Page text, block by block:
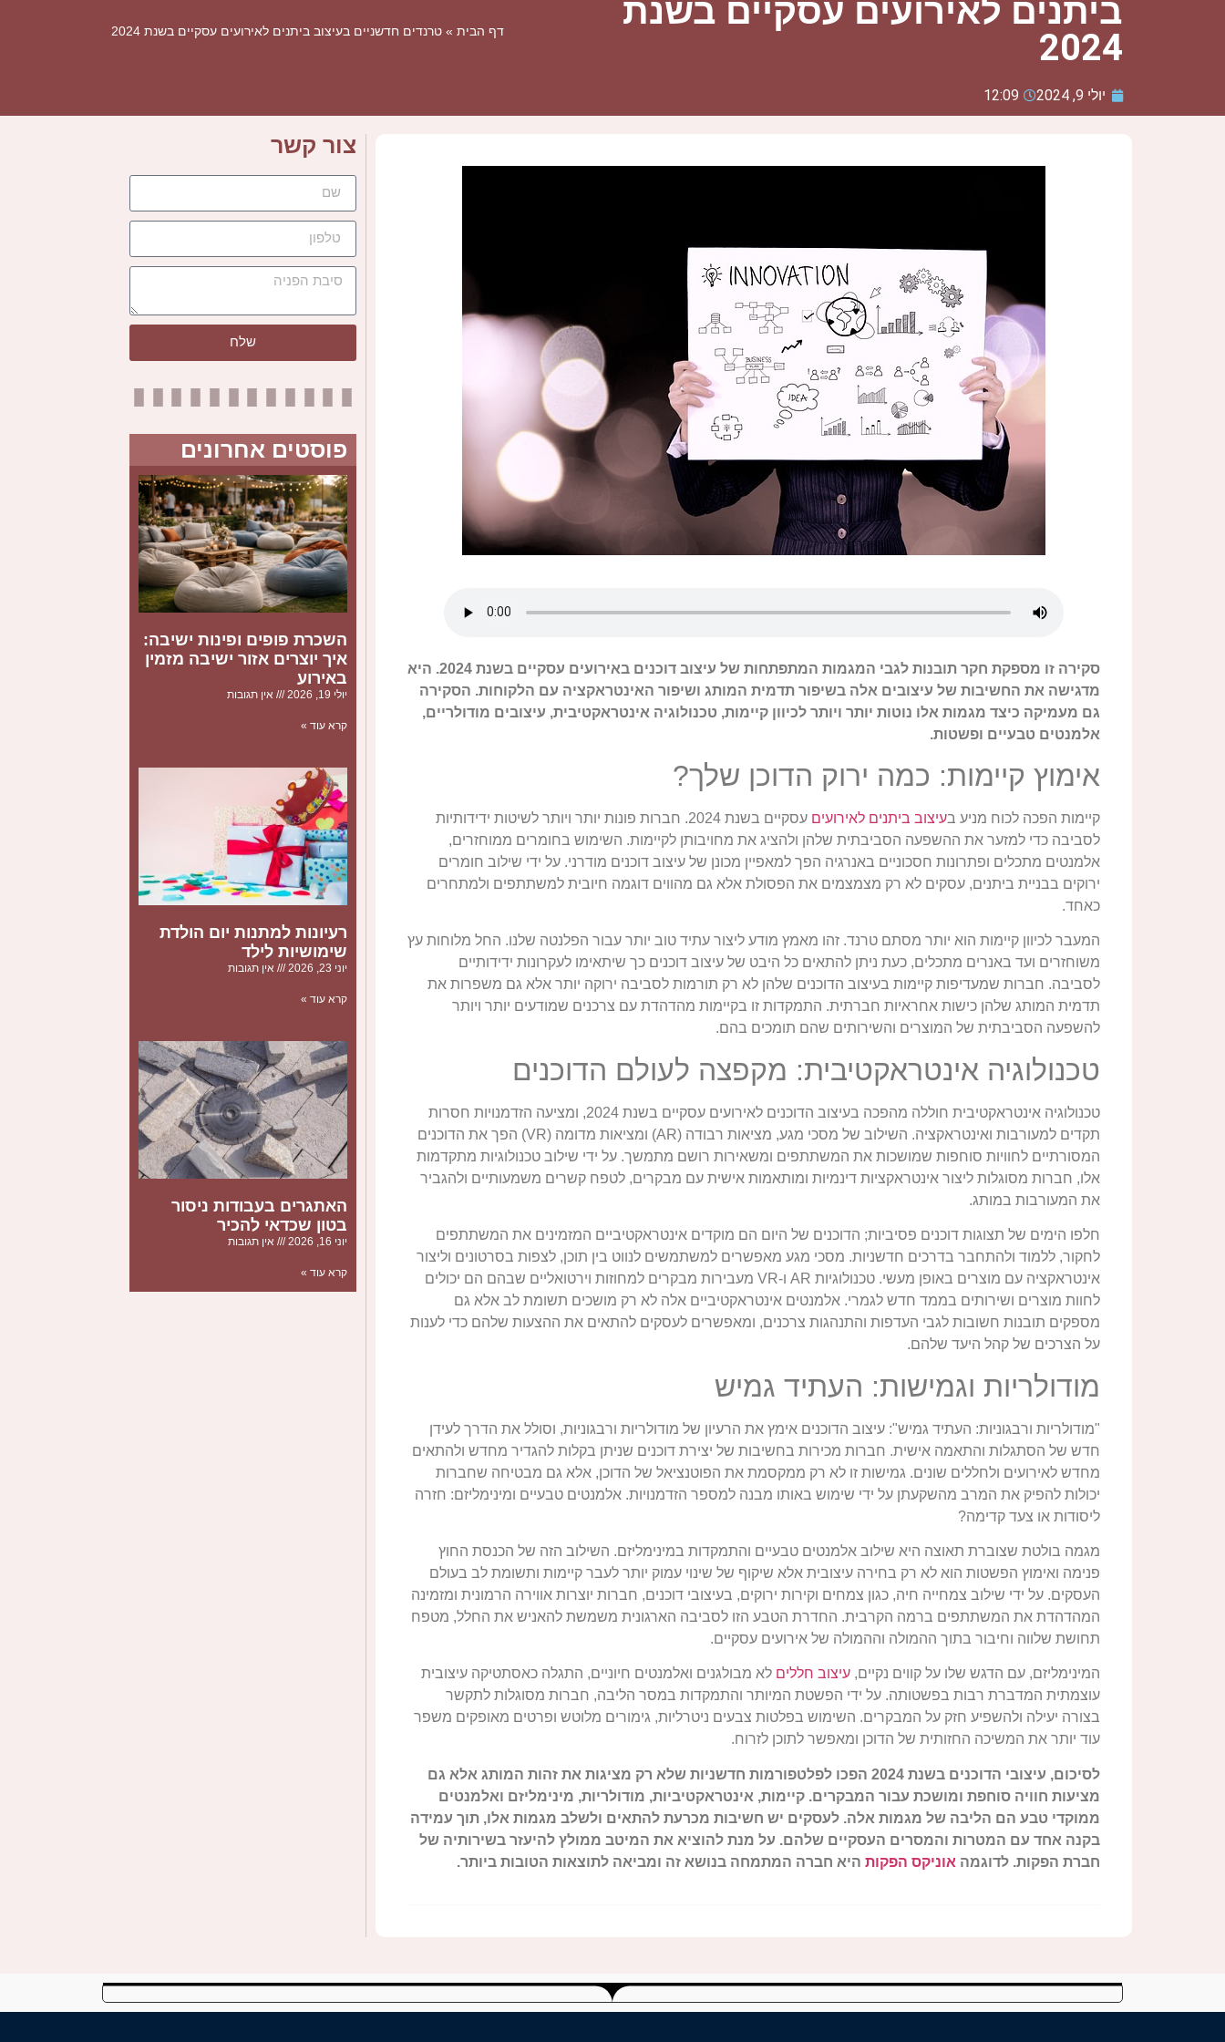
ביתנים לאירועים עסקיים בשנת
2024
יולי 9, 2024 12:09
דף הבית » טרנדים חדשניים בעיצוב ביתנים לאירועים עסקיים בשנת 2024
סקירה זו מספקת חקר תובנות לגבי המגמות המתפתחות של עיצוב דוכנים באירועים עסקיים בשנת 2024. היא
מדגישה את החשיבות של עיצובים אלה בשיפור תדמית המותג ושיפור האינטראקציה עם הלקוחות. הסקירה
גם מעמיקה כיצד מגמות אלו נוטות יותר ויותר לכיוון קיימות, טכנולוגיה אינטראקטיבית, עיצובים מודולריים,
אלמנטים טבעיים ופשטות.
אימוץ קיימות: כמה ירוק הדוכן שלך?
קיימות הפכה לכוח מניע בעיצוב ביתנים לאירועים
עסקיים בשנת 2024. חברות פונות יותר ויותר לשיטות ידידותיות
לסביבה כדי למזער את ההשפעה הסביבתית שלהן ולהציג את מחויבותן לקיימות. השימוש בחומרים ממוחזרים,
אלמנטים מתכלים ופתרונות חסכוניים באנרגיה הפך למאפיין מכונן של עיצוב דוכנים מודרני. על ידי שילוב חומרים
ירוקים בבניית ביתנים, עסקים לא רק מצמצמים את הפסולת אלא גם מהווים דוגמה חיובית למשתתפים ולמתחרים
כאחד.
המעבר לכיוון קיימות הוא יותר מסתם טרנד. זהו מאמץ מודע ליצור עתיד טוב יותר עבור הפלנטה שלנו. החל מלוחות עץ
משוחזרים ועד באנרים מתכלים, כעת ניתן להתאים כל היבט של עיצוב דוכנים כך שיתאימו לעקרונות ידידותיים
לסביבה. חברות שמעדיפות קיימות בעיצוב הדוכנים שלהן לא רק תורמות לסביבה ירוקה יותר אלא גם משפרות את
תדמית המותג שלהן כישות אחראיות חברתית. התמקדות זו בקיימות מהדהדת עם צרכנים שמודעים יותר ויותר
להשפעה הסביבתית של המוצרים והשירותים שהם תומכים בהם.
טכנולוגיה אינטראקטיבית: מקפצה לעולם הדוכנים
טכנולוגיה אינטראקטיבית חוללה מהפכה בעיצוב הדוכנים לאירועים עסקיים בשנת 2024, ומציעה הזדמנויות חסרות
תקדים למעורבות ואינטראקציה. השילוב של מסכי מגע, מציאות רבודה (AR) ומציאות מדומה (VR) הפך את הדוכנים
המסורתיים לחוויות סוחפות שמושכות את המשתתפים ומשאירות רושם מתמשך. על ידי שילוב טכנולוגיות מתקדמות
אלו, חברות מסוגלות ליצור אינטראקציות דינמיות ומותאמות אישית עם מבקרים, לטפח קשרים משמעותיים ולהגביר
את המעורבות במותג.
חלפו הימים של תצוגות דוכנים פסיביות; הדוכנים של היום הם מוקדים אינטראקטיביים המזמינים את המשתתפים
לחקור, ללמוד ולהתחבר בדרכים חדשניות. מסכי מגע מאפשרים למשתמשים לנווט בין תוכן, לצפות בסרטונים וליצור
אינטראקציה עם מוצרים באופן מעשי. טכנולוגיות AR ו-VR מעבירות מבקרים למחוזות וירטואליים שבהם הם יכולים
לחוות מוצרים ושירותים בממד חדש לגמרי. אלמנטים אינטראקטיביים אלה לא רק מושכים תשומת לב אלא גם
מספקים תובנות חשובות לגבי העדפות והתנהגות צרכנים, ומאפשרים לעסקים להתאים את ההצעות שלהם כדי לענות
על הצרכים של קהל היעד שלהם.
מודולריות וגמישות: העתיד גמיש
"מודולריות ורבגוניות: העתיד גמיש": עיצוב הדוכנים אימץ את הרעיון של מודולריות ורבגוניות, וסולל את הדרך לעידן
חדש של הסתגלות והתאמה אישית. חברות מכירות בחשיבות של יצירת דוכנים שניתן בקלות להגדיר מחדש ולהתאים
מחדש לאירועים ולחללים שונים. גמישות זו לא רק ממקסמת את הפוטנציאל של הדוכן, אלא גם מבטיחה שחברות
יכולות להפיק את המרב מהשקעתן על ידי שימוש באותו מבנה למספר הזדמנויות. אלמנטים טבעיים ומינימליזם: חזרה
ליסודות או צעד קדימה?
מגמה בולטת שצוברת תאוצה היא שילוב אלמנטים טבעיים והתמקדות במינימליזם. השילוב הזה של הכנסת החוץ
פנימה ואימוץ הפשטות הוא לא רק בחירה עיצובית אלא שיקוף של שינוי עמוק יותר לעבר קיימות ותשומת לב בעולם
העסקים. על ידי שילוב צמחייה חיה, כגון צמחים וקירות ירוקים, בעיצובי דוכנים, חברות יוצרות אווירה הרמונית ומזמינה
המהדהדת את המשתתפים ברמה הקרבית. החדרת הטבע הזו לסביבה הארגונית משמשת להאניש את החלל, מטפח
תחושת שלווה וחיבור בתוך ההמולה וההמולה של אירועים עסקיים.
המינימליזם, עם הדגש שלו על קווים נקיים, עיצוב חללים לא מבולגנים ואלמנטים חיוניים, התגלה כאסתטיקה עיצובית
עוצמתית המדברת רבות בפשטותה. על ידי הפשטת המיותר והתמקדות במסר הליבה, חברות מסוגלות לתקשר
בצורה יעילה ולהשפיע חזק על המבקרים. השימוש בפלטות צבעים ניטרליות, גימורים מלוטש ופרטים מאופקים משפר
עוד יותר את המשיכה החזותית של הדוכן ומאפשר לתוכן לזרוח.
לסיכום, עיצובי הדוכנים בשנת 2024 הפכו לפלטפורמות חדשניות שלא רק מציגות את זהות המותג אלא גם
מציעות חוויה סוחפת ומושכת עבור המבקרים. קיימות, אינטראקטיביות, מודולריות, מינימליזם ואלמנטים
ממוקדי טבע הם הליבה של מגמות אלה. לעסקים יש חשיבות מכרעת להתאים ולשלב מגמות אלו, תוך עמידה
בקנה אחד עם המטרות והמסרים העסקיים שלהם. על מנת להוציא את המיטב ממולץ להיעזר בשירותיה של
חברת הפקות. לדוגמה אוניקס הפקות היא חברה המתמחה בנושא זה ומביאה לתוצאות הטובות ביותר.
צור קשר
שלח
פוסטים אחרונים
השכרת פופים ופינות ישיבה:
איך יוצרים אזור ישיבה מזמין
באירוע
יולי 19, 2026 אין תגובות
קרא עוד »
רעיונות למתנות יום הולדת
שימושיות לילד
יוני 23, 2026 אין תגובות
קרא עוד »
האתגרים בעבודות ניסור
בטון שכדאי להכיר
יוני 16, 2026 אין תגובות
קרא עוד »